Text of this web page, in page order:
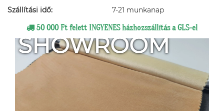
Szállítási idő:
7-21 munkanap
50 000 Ft felett INGYENES házhozszállítás a GLS-el
SHOWROOM